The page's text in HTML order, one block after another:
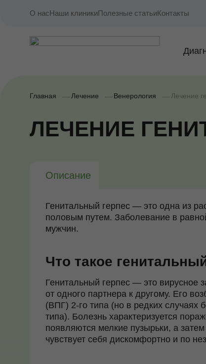
О насНаши клиникиПолезные статьиКонтакты
Главная Лечение Венерология Лечение
ЛЕЧЕНИЕ
Описание
Генитальный герпес — это одна из
половым путем. Заболевание в
мужчин.
Что такое
Генитальный герпес — это вирусное
от одного партнера к другому. Его
(ВПГ) 2-го типа (но в редких случаях
типа). Болезнь характеризуется
появляются мелкие пузырьки, а
чувствует себя дискомфортно и по